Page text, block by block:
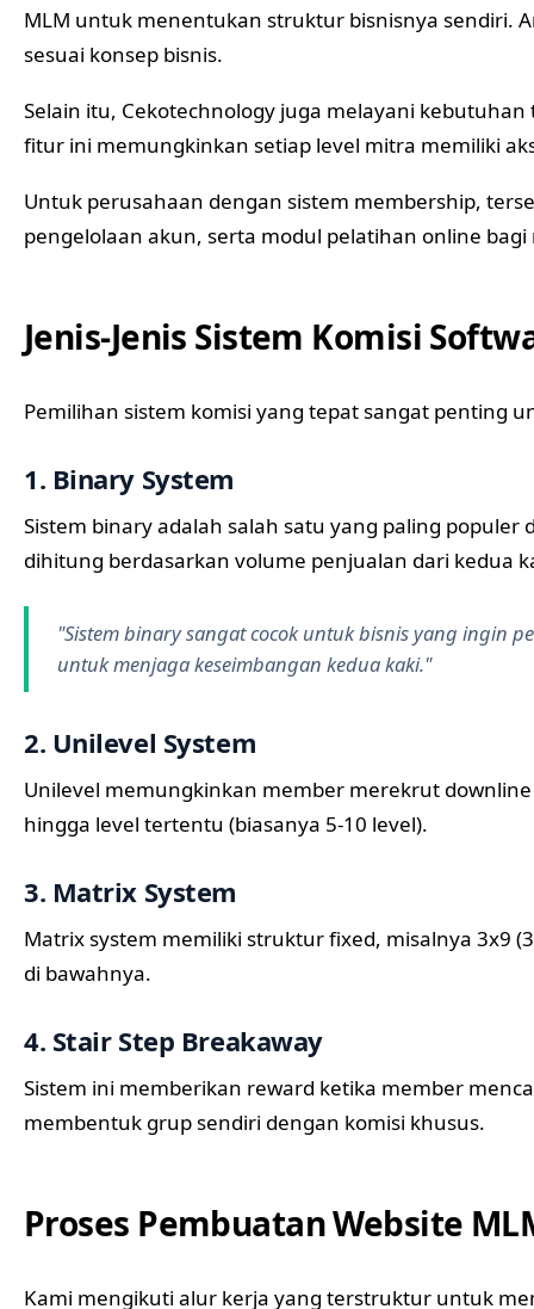
MLM untuk menentukan struktur bisnisnya sendiri.
sesuai konsep bisnis.
Selain itu, Cekotechnology juga melayani
fitur ini memungkinkan setiap level mitra memiliki
Untuk perusahaan dengan sistem membership,
pengelolaan akun, serta modul pelatihan online
Jenis-Jenis Sistem Komisi
Pemilihan sistem komisi yang tepat sangat penting
1. Binary System
Sistem binary adalah salah satu yang paling
dihitung berdasarkan volume penjualan dari kedua
"Sistem binary sangat cocok untuk bisnis yang ingin
untuk menjaga keseimbangan kedua kaki."
2. Unilevel System
Unilevel memungkinkan member merekrut
hingga level tertentu (biasanya 5-10 level).
3. Matrix System
Matrix system memiliki struktur fixed, misalnya 3x9
di bawahnya.
4. Stair Step Breakaway
Sistem ini memberikan reward ketika member
membentuk grup sendiri dengan komisi khusus.
Proses Pembuatan Website
Kami mengikuti alur kerja yang terstruktur untuk